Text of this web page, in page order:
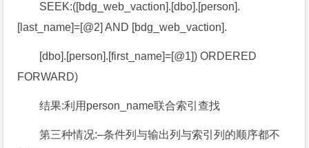
SEEK:([bdg_web_vaction].[dbo].[person].
[last_name]=[@2] AND [bdg_web_vaction].
[dbo].[person].[first_name]=[@1]) ORDERED
FORWARD)
结果:利用person_name联合索引查找
第三种情况:–条件列与输出列与索引列的顺序都不